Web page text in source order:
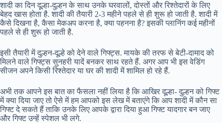
शादी का दिन दूल्हा-दुल्हन के साथ उनके घरवालों, दोस्तों और रिश्तेदारों के लिए
बेहद खास होता है. शादी की तैयारी 2-3 महीने पहले से ही शुरू हो जाती है. शादी में
कैसे दिखना है, कैसा मेकअप करना है, क्या पहनना है? इसकी प्लानिंग कई महीनों
पहले से ही शुरू हो जाती है.
इसी तैयारी में दुल्हन-दूल्हे को देने वाले गिफ्ट्स. मायके की तरफ से बेटी-दामाद को
मिलने वाले गिफ्ट्स सुनहरी यादें बनकर साथ रहते हैं. अगर आप भी इस वेडिंग
सीजन अपने किसी रिश्तेदार या घर की शादी में शामिल हो रहे हैं.
अभी तक आपने इस बात का फैसला नहीं लिया है कि आखिर दूल्हा- दुल्हन को गिफ्ट
में क्या दिया जाए तो ऐसे में हम आपको इस लेख में बताएंगे कि आप शादी में कौन सा
गिफ्ट दे सकते हैं ताकि उनके लिए आपके द्वारा दिया हुआ गिफ्ट यादगार बन जाए
और गिफ्ट उन्हें स्पेशल भी लगे.